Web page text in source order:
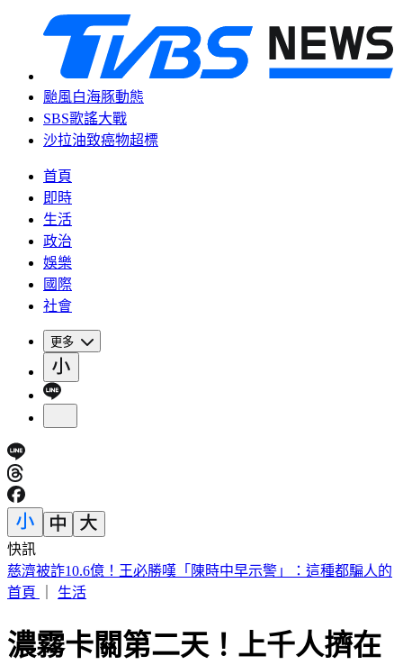
颱風白海豚動態
SBS歌謠大戰
沙拉油致癌物超標
首頁
即時
生活
政治
娛樂
國際
社會
更多
快訊
快訊／台中神岡死亡車禍 婦人遭大貨車撞飛魂斷路口
首頁
生活
濃霧卡關第二天！上千人擠在